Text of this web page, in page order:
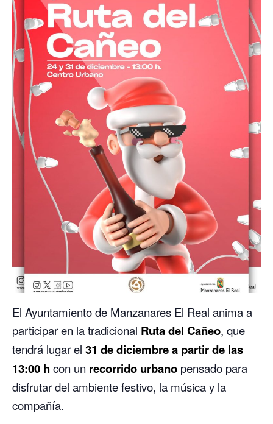
El Ayuntamiento de Manzanares El Real anima a
participar en la tradicional Ruta del Cañeo, que
tendrá lugar el 31 de diciembre a partir de las
13:00 h con un recorrido urbano pensado para
disfrutar del ambiente festivo, la música y la
compañía.